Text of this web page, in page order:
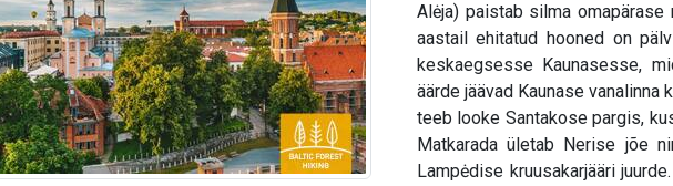
Alėja) paistab silma
aastail ehitatud hooned on
keskaegsesse Kaunasesse,
äärde jäävad Kaunase vanalinna
teeb looke Santakose pargis,
Matkarada ületab Nerise jõe
Lampėdise kruusakarjääri